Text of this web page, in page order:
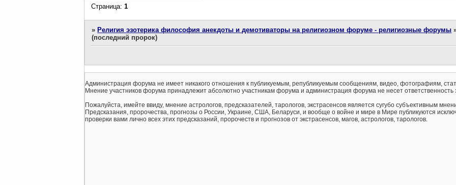
Страница:1
» Религия эзотерика философия анекдоты и демотиваторы на религиозном форуме - религиозные форумы
(последний пророк)
Администрация форума не имеет никакого отношения к публикуемым, републикуемым сообщениям, видео, фотографиям,
Мнение участников форума принадлежит абсолютно участникам форума и администрация форума не несет ответственность
Пожалуйста, имейте ввиду, мнение астрологов, предсказателей, тарологов, экстрасенсов является сугубо субъективным
Предсказания, пророчества, прогнозы о России, Украине, США, Беларуси, и вообще о войне и мире в Мире публикуются
проверки вами лично всех этих предсказаний, пророчеств и прогнозов от экстрасенсов, магов, астрологов, тарологов.